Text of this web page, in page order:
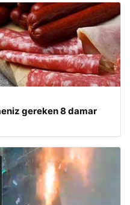
gereken 8 damar